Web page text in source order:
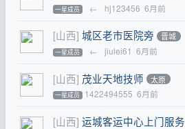
一星成员 ← hj123456 6月前
[山西] 城区老市医院旁 晋城
一星成员 ← jiulei61 6月前
[山西] 茂业天地技师 太原
一星成员 1422494555 6月前
[山西] 运城客运中心上门服务